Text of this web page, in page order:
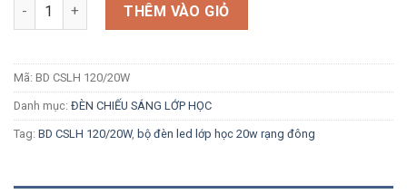
THÊM VÀO GIỎ
Mã: BD CSLH 120/20W
Danh mục: ĐÈN CHIẾU SÁNG LỚP HỌC
Tag: BD CSLH 120/20W, bộ đèn led lớp học 20w rạng đông